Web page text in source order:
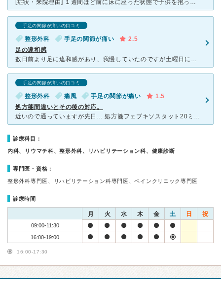
[症状・来院理由] １週間ほど前に床に座った状態で子供を抱っこし、そのまま立ち上がろうとしたところ、完全に足が伸びきる前に左の膝に強い痛みを感じました。それ以来、数日は歩くと痛みを伴っていたのですが
手足の関節が痛いの口コミ
整形外科 手足の関節が痛い
2.5
足の違和感
数日前より足に違和感があり、我慢していたのですが土曜日になり、身体を動かしたときの痛みがどうにも我慢できなくなり、土曜日午後でも診察をしていただけるこちらの整形外科を受診致しました。 が、レントゲン
手足の関節が痛いの口コミ
整形外科 痛風 手足の関節が痛い
1.5
処方箋間違いとその後の対応。
近いので通っていますが先日… 処方箋フェブキソスタット20ミリの処方で治療を続けていく、とその時の診察担当医師に言われていたのに その日は処方箋担当の別の医師の確認指示にて、 出てきた処方箋
診療科目：
内科、リウマチ科、整形外科、リハビリテーション科、健康診断
専門医・資格：
整形外科専門医、リハビリテーション科専門医、ペインクリニック専門医
診療時間
月 火 水 木 金 土 日 祝
09:00-11:30
16:00-19:00
16:00-17:30